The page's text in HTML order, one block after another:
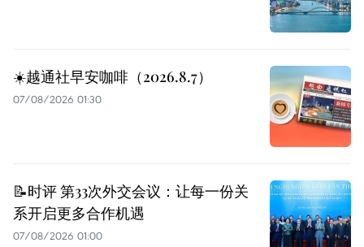
☀️越通社早安咖啡（2026.8.7）
07/08/2026 01:30
📝时评 第33次外交会议：让每一份关
系开启更多合作机遇
07/08/2026 01:00